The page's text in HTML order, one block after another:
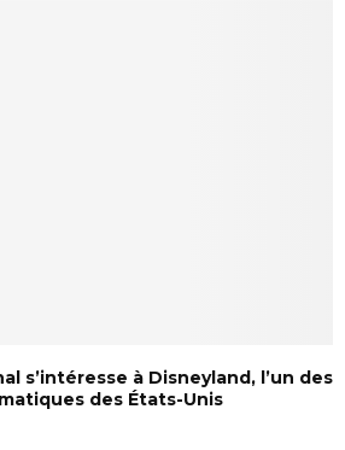
s’intéresse à Disneyland, l’un des
des États-Unis